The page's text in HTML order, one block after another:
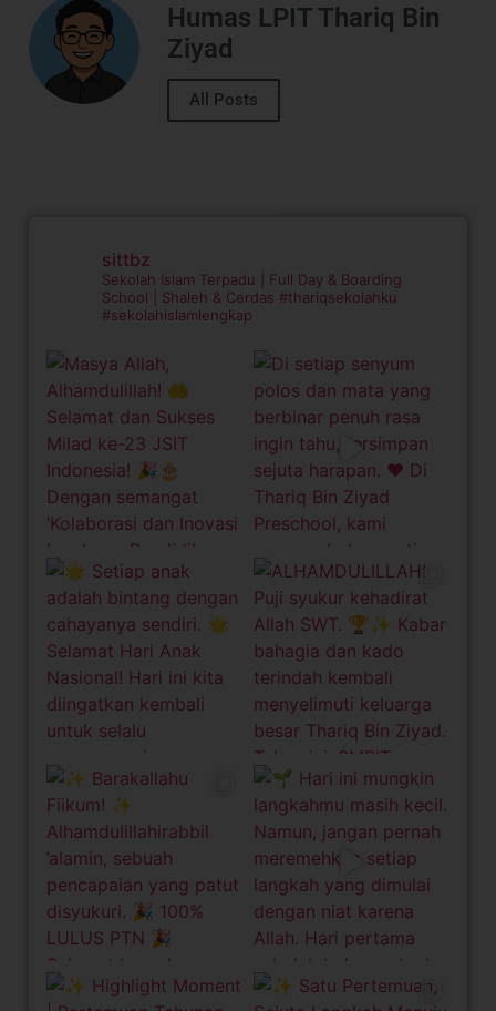
Humas LPIT Thariq Bin
Ziyad
All Posts
sittbz
Sekolah Islam Terpadu | Full Day & Boarding
School | Shaleh & Cerdas #thariqsekolahku
#sekolahislamlengkap